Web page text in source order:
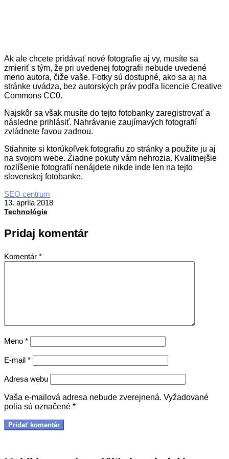
Ak ale chcete pridávať nové fotografie aj vy, musíte sa
zmieriť s tým, že pri uvedenej fotografii nebude uvedené
meno autora, čiže vaše. Fotky sú dostupné, ako sa aj na
stránke uvádza, bez autorských práv podľa licencie Creative
Commons CC0.
Najskôr sa však musíte do tejto fotobanky zaregistrovať a
následne prihlásiť. Nahrávanie zaujímavých fotografií
zvládnete ľavou zadnou.
Stiahnite si ktorúkoľvek fotografiu zo stránky a použite ju aj
na svojom webe. Žiadne pokuty vám nehrozia. Kvalitnejšie
rozlíšenie fotografií nenájdete nikde inde len na tejto
slovenskej fotobanke.
2018-
04-
13
SEO centrum
13. apríla 2018
Technológie
Pridaj komentár
Komentár *
Meno *
E-mail *
Adresa webu
Vaša e-mailová adresa nebude zverejnená. Vyžadované
polia sú označené *